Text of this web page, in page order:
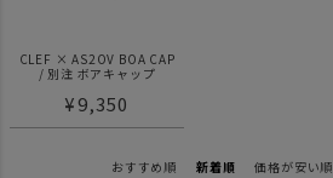
CLEF × AS2OV BOA CAP
/ 別注 ボアキャップ
¥9,350
おすすめ順 新着順 価格が安い順